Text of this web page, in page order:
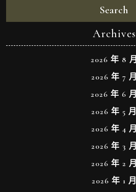
Search
Archives
2026 年 8 月
2026 年 7 月
2026 年 6 月
2026 年 5 月
2026 年 4 月
2026 年 3 月
2026 年 2 月
2026 年 1 月